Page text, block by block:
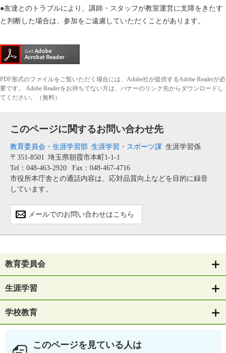
教育委員会
生涯学習
学校教育
このページを見ている人は
●友達とのトラブルにより、講師・スタッフが教室運営に支障をきたす
と判断した場合は、参加をご遠慮していただくことがあります。
PDF形式のファイルをご覧いただく場合には、Adobe社が提供するAdobe Readerが必
要です。
Adobe Readerをお持ちでない方は、バナーのリンク先からダウンロードし
てください。（無料）
このページに関するお問い合わせ先
教育委員会・生涯学習部 生涯学習・スポーツ課 生涯学習係
〒351-8501 埼玉県朝霞市本町1-1-1
Tel：048-463-2920
Fax：048-467-4716
市役所本庁舎との通話内容は、応対品質向上などを目的に録音
しています。
メールでのお問い合わせはこちら